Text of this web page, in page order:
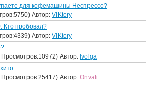
для кофемашины Неспрессо?
Автор: VIKtory
Кто пробовал?
Автор: VIKtory
Автор: Ivolga
Автор: Onvali